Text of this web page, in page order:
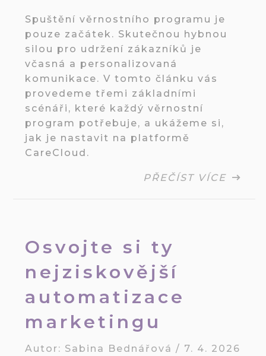
Spuštění věrnostního programu je
pouze začátek. Skutečnou hybnou
silou pro udržení zákazníků je
včasná a personalizovaná
komunikace. V tomto článku vás
provedeme třemi základními
scénáři, které každý věrnostní
program potřebuje, a ukážeme si,
jak je nastavit na platformě
CareCloud.
PŘEČÍST VÍCE
Osvojte si ty
nejziskovější
automatizace
marketingu
Autor: Sabina Bednářová / 7. 4. 2026